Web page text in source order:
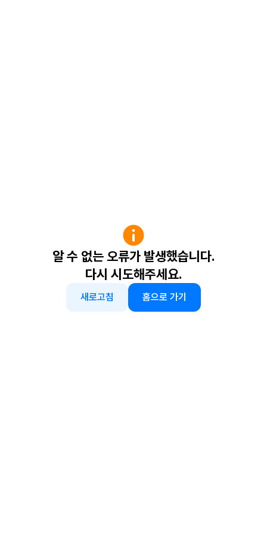
알 수 없는 오류가 발생했습니다.
다시 시도해주세요.
새로고침 홈으로 가기